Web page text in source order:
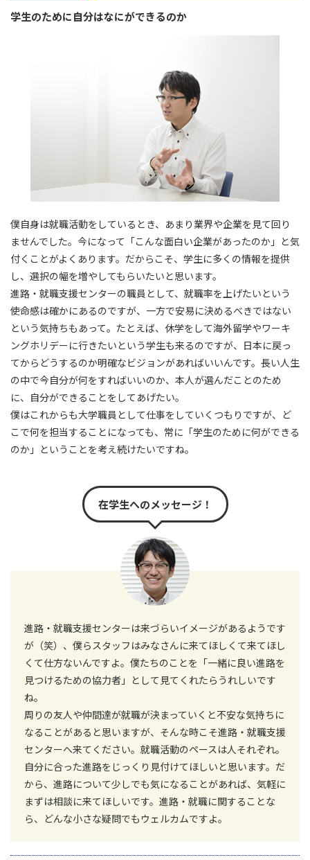
学生のために自分はなにができるのか
僕自身は就職活動をしているとき、あまり業界や企業を見て回り
ませんでした。今になって「こんな面白い企業があったのか」と気
付くことがよくあります。だからこそ、学生に多くの情報を提供
し、選択の幅を増やしてもらいたいと思います。
進路・就職支援センターの職員として、就職率を上げたいという
使命感は確かにあるのですが、一方で安易に決めるべきではない
という気持ちもあって。たとえば、休学をして海外留学やワーキ
ングホリデーに行きたいという学生も来るのですが、日本に戻っ
てからどうするのか明確なビジョンがあればいいんです。長い人生
の中で今自分が何をすればいいのか、本人が選んだことのため
に、自分ができることをしてあげたい。
僕はこれからも大学職員として仕事をしていくつもりですが、ど
こで何を担当することになっても、常に「学生のために何ができる
のか」ということを考え続けたいですね。
在学生へのメッセージ！
進路・就職支援センターは来づらいイメージがあるようです
が（笑）、僕らスタッフはみなさんに来てほしくて来てほし
くて仕方ないんですよ。僕たちのことを「一緒に良い進路を
見つけるための協力者」として見てくれたらうれしいです
ね。
周りの友人や仲間達が就職が決まっていくと不安な気持ちに
なることがあると思いますが、そんな時こそ進路・就職支援
センターへ来てください。就職活動のペースは人それぞれ。
自分に合った進路をじっくり見付けてほしいと思います。だ
から、進路について少しでも気になることがあれば、気軽に
まずは相談に来てほしいです。進路・就職に関することな
ら、どんな小さな疑問でもウェルカムですよ。